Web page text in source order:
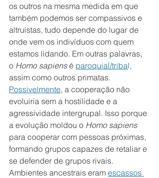
os outros na mesma medida em que
também podemos ser compassivos e
altruístas, tudo depende do lugar de
onde vem os indivíduos com quem
estamos lidando. Em outras palavras,
o Homo sapiens é paroquial/tribal,
assim como outros primatas.
Possivelmente, a cooperação não
evoluiria sem a hostilidade e a
agressividade intergrupal. Isso porque
a evolução moldou o Homo sapiens
para cooperar com pessoas próximas,
formando grupos capazes de retaliar e
se defender de grupos rivais.
Ambientes ancestrais eram escassos